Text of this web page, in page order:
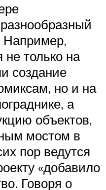
Например,
не только на
создание
но и на
а
объектов,
мостом в
пор ведутся
«добавило
Говоря о